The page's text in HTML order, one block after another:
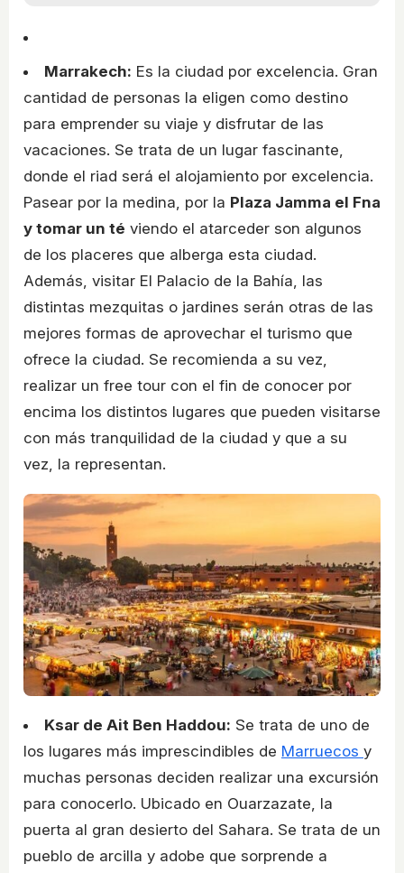
Marrakech: Es la ciudad por excelencia. Gran
cantidad de personas la eligen como destino
para emprender su viaje y disfrutar de las
vacaciones. Se trata de un lugar fascinante,
donde el riad será el alojamiento por excelencia.
Pasear por la medina, por la Plaza Jamma el Fna
y tomar un té viendo el atarceder son algunos
de los placeres que alberga esta ciudad.
Además, visitar El Palacio de la Bahía, las
distintas mezquitas o jardines serán otras de las
mejores formas de aprovechar el turismo que
ofrece la ciudad. Se recomienda a su vez,
realizar un free tour con el fin de conocer por
encima los distintos lugares que pueden visitarse
con más tranquilidad de la ciudad y que a su
vez, la representan.
Ksar de Ait Ben Haddou: Se trata de uno de
los lugares más imprescindibles de Marruecos y
muchas personas deciden realizar una excursión
para conocerlo. Ubicado en Ouarzazate, la
puerta al gran desierto del Sahara. Se trata de un
pueblo de arcilla y adobe que sorprende a